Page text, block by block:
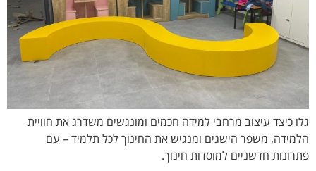
גלו כיצד עיצוב מרחבי למידה חכמים ומונגשים משדרג את חוויית
הלמידה, משפר הישגים ומנגיש את החינוך לכל תלמיד – עם
פתרונות חדשניים למוסדות חינוך.